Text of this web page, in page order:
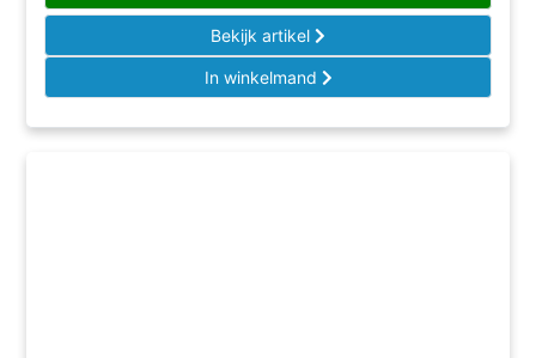
Bekijk artikel
In winkelmand